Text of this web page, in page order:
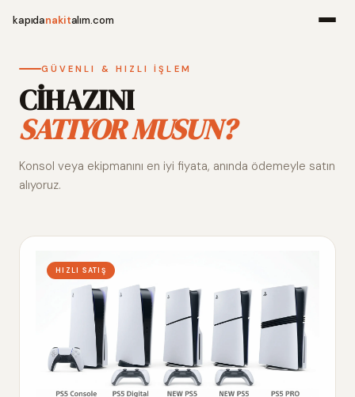
kapıdanakitalım.com
Alım
GÜVENLI & HIZLI İŞLEM
CİHAZINI
SATIYOR MUSUN?
Konsol veya ekipmanını en iyi fiyata, anında ödemeyle satın
alıyoruz.
HIZLI SATIŞ